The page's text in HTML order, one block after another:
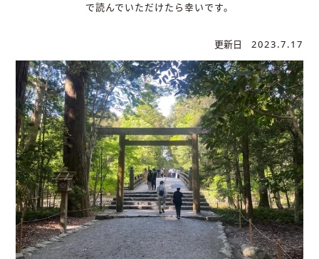
で読んでいただけたら幸いです。
更新日 2023.7.17